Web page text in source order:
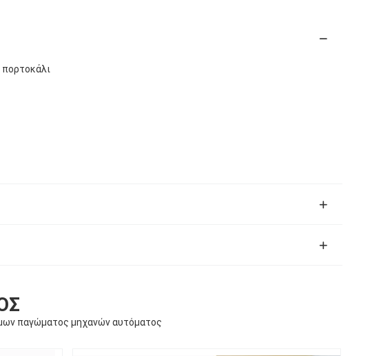
παγώματος μηχανών αυτόματος